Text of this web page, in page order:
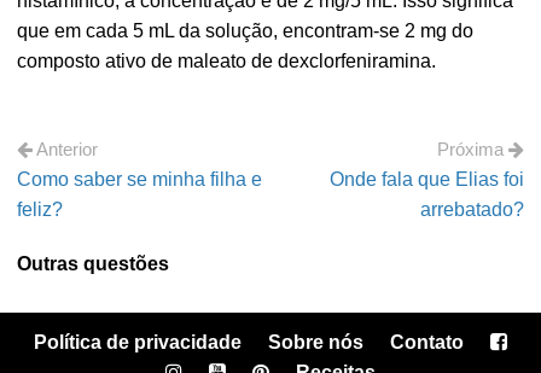
que em cada 5 mL da solução, encontram-se 2 mg do
composto ativo de maleato de dexclorfeniramina.
Anterior
Como saber se minha filha e
feliz?
Próxima
Onde fala que Elias foi
arrebatado?
Outras questões
Política de privacidade Sobre nós
Contato